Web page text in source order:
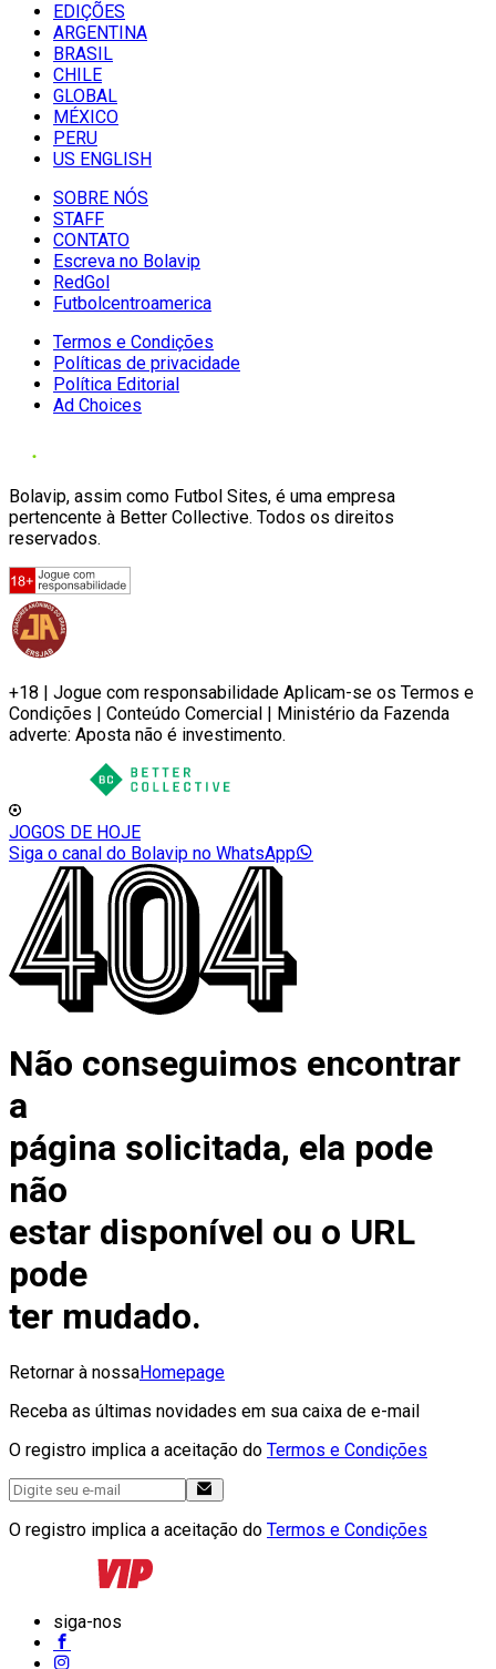
EDIÇÕES
ARGENTINA
BRASIL
CHILE
GLOBAL
MÉXICO
PERU
US ENGLISH
SOBRE NÓS
STAFF
CONTATO
Escreva no Bolavip
RedGol
Futbolcentroamerica
Termos e Condições
Políticas de privacidade
Política Editorial
Ad Choices
Bolavip, assim como Futbol Sites, é uma empresa
pertencente à Better Collective. Todos os direitos
reservados.
+18 | Jogue com responsabilidade Aplicam-se os Termos e
Condições | Conteúdo Comercial | Ministério da Fazenda
adverte: Aposta não é investimento.
JOGOS DE HOJE
Siga o canal do Bolavip no WhatsApp
Não conseguimos encontrar
a
página solicitada, ela pode
não
estar disponível ou o URL
pode
ter mudado.
Retornar à nossaHomepage
Receba as últimas novidades em sua caixa de e-mail
O registro implica a aceitação do Termos e Condições
O registro implica a aceitação do Termos e Condições
siga-nos